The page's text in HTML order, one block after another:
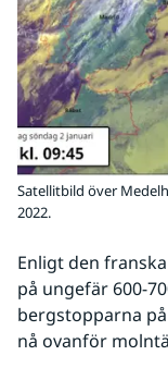
Satellitbild över
2022.
Enligt den
på ungefär 600-
bergstopparna
nå ovanför